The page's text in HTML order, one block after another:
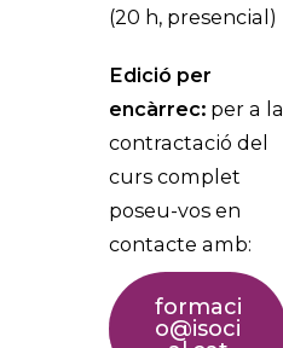
(20 h, presencial)
Edició per
encàrrec: per a la
contractació del
curs complet
poseu-vos en
contacte amb:
formaci
o@isoci